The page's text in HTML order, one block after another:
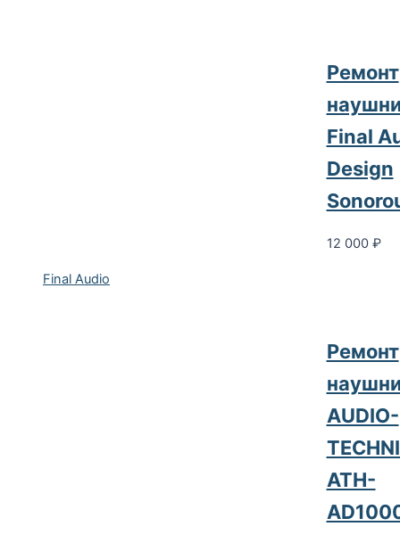
Final Audio
Ремонт
Final
Design
12 000 ₽
Ремонт
AUDIO-
ATH-